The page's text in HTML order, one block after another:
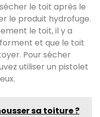
le toit après le
le produit hydrofuge.
le toit, il y a
forment et que le toit
Pour sécher
utiliser un pistolet
sa toiture ?